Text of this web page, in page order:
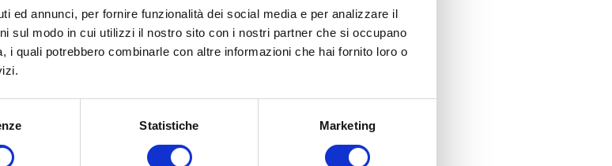
ed annunci, per fornire funzionalità dei social media e per analizzare il
sul modo in cui utilizzi il nostro sito con i nostri partner che si occupano
i quali potrebbero combinarle con altre informazioni che hai fornito loro o
Statistiche Marketing
CAMPER
“
sul bagnato.
la sua struttura rinforzata che,
pressione dovuta al peso del